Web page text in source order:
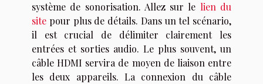
système de sonorisation. Allez sur le lien du
site pour plus de détails. Dans un tel scénario,
il est crucial de délimiter clairement les
entrées et sorties audio. Le plus souvent, un
câble HDMI servira de moyen de liaison entre
les deux appareils. La connexion du câble